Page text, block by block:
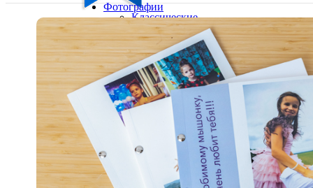
Ваш город:
Ваш регион доставки
Выберите из списка:
Фотографии
Классические
фото
10х10
10х15
13х18
15х15
15х20
20х20
20х30
30х30
30х40